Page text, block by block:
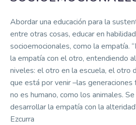
Abordar una educación para la
entre otras cosas, educar en
socioemocionales, como la empatía.
la empatía con el otro, entendiendo
niveles: el otro en la escuela, el otro
que está por venir –las
no es humano, como los animales.
desarrollar la empatía con la
Ezcurra